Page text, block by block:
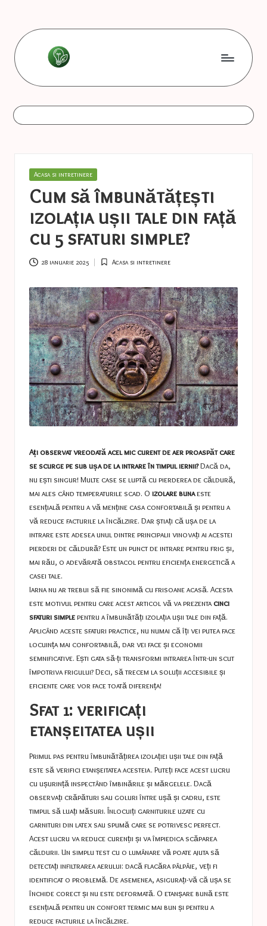
content
L
e
s
o
n
n
e
s
a
s
t
u
c
e
s
astuces
Posted
Acasa si intretinere
Cum să îmbunătățești
izolația ușii tale din față
cu 5 sfaturi simple?
28 ianuarie 2025
Posted
Acasa si intretinere
Ați observat vreodată acel mic curent de aer proaspăt care
se scurge pe sub ușa de la intrare în timpul iernii?Dacă da,
nu ești singur! Multe case se luptă cu pierderea de căldură,
mai ales când temperaturile scad. O izolare bunaeste
esențială pentru a vă menține casa confortabilă și pentru a
vă reduce facturile la încălzire. Dar știați că ușa de la
intrare este adesea unul dintre principalii vinovați ai acestei
pierderi de căldură? Este un punct de intrare pentru frig și,
mai rău, o adevărată obstacol pentru eficiența energetică a
casei tale.
Iarna nu ar trebui să fie sinonimă cu frisoane acasă. Acesta
este motivul pentru care acest articol vă va prezentacinci
sfaturi simplepentru a îmbunătăți izolația ușii tale din față.
Aplicând aceste sfaturi practice, nu numai că îți vei putea face
locuința mai confortabilă, dar vei face și economii
semnificative. Ești gata să-ți transformi intrarea într-un scut
împotriva frigului? Deci, să trecem la soluții accesibile și
eficiente care vor face toată diferența!
Sfat 1: verificați
etanșeitatea ușii
Primul pas pentru îmbunătățirea izolației ușii tale din față
este să verifici etanșeitatea acesteia. Puteți face acest lucru
cu ușurință inspectând îmbinările și mărgelele. Dacă
observați crăpături sau goluri între ușă și cadru, este
timpul să luați măsuri. Înlocuiți garniturile uzate cu
garnituri din latex sau spumă care se potrivesc perfect.
Acest lucru va reduce curenții și va împiedica scăparea
căldurii. Un simplu test cu o lumânare vă poate ajuta să
detectați infiltrarea aerului: dacă flacăra pâlpâie, veți fi
identificat o problemă. De asemenea, asigurați-vă că ușa se
închide corect și nu este deformată. O etanșare bună este
esențială pentru un confort termic mai bun și pentru a
reduce facturile la încălzire.